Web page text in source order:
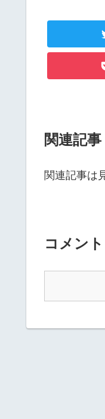
関連記事
関連記事は
コメント